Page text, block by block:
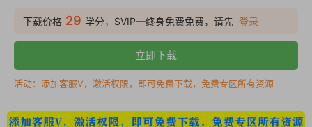
下载价格 29 学分，SVIP—终身免费免费，请先 登录
立即下载
活动：添加客服V，激活权限，即可免费下载，免费专区所有资源